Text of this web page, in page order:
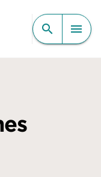
search menu